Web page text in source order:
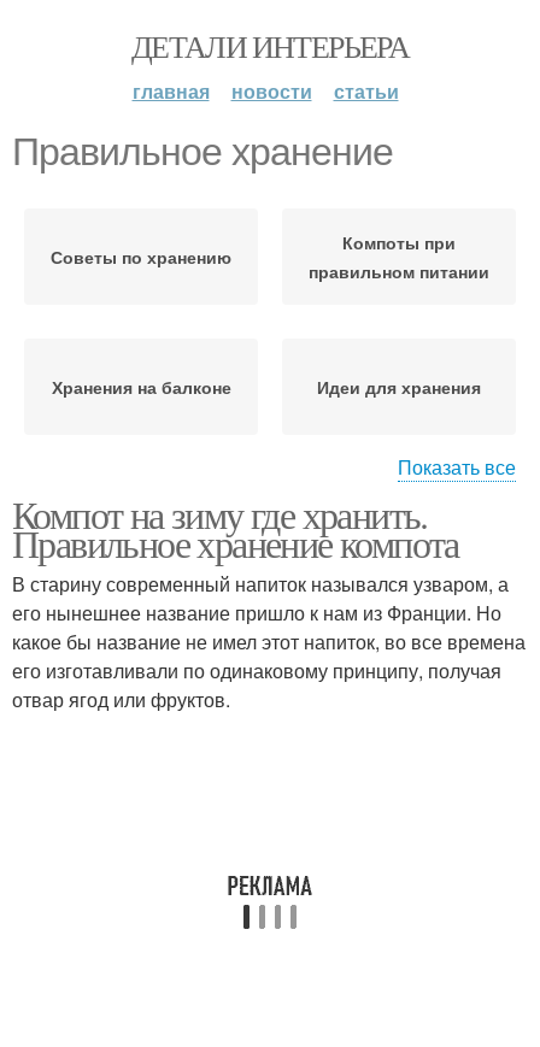
ДЕТАЛИ ИНТЕРЬЕРА
главная новости статьи
Правильное хранение
Советы по хранению
Компоты при
правильном питании
Хранения на балконе Идеи для хранения
Хранения в квартире
Показать все
Компот на зиму где хранить.
Правильное хранение компота
В старину современный напиток назывался узваром, а
его нынешнее название пришло к нам из Франции. Но
какое бы название не имел этот напиток, во все времена
его изготавливали по одинаковому принципу, получая
отвар ягод или фруктов.